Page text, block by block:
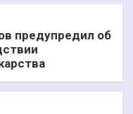
предупредил об